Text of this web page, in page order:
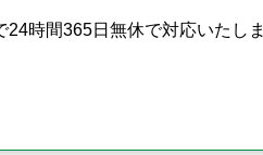
24時間365日無休で対応いたしま